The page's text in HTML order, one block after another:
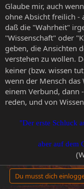
Glaube mir, auch
ohne Absicht freilich -
daß die "Wahrheit"
"Wissenschaft" oder
geben, die Ansichten
verstehen zu wollen.
keiner (bzw. wissen
wenn der Mensch das
einem Verbund, dann
reden, und von
"Der erste Schluck
aber auf dem
Du musst dich